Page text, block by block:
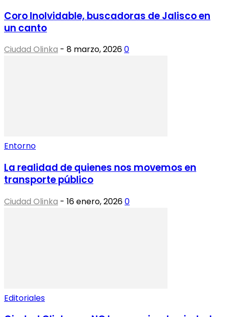
Coro Inolvidable, buscadoras de Jalisco en
un canto
Ciudad Olinka - 8 marzo, 20260
Entorno
La realidad de quienes nos movemos en
transporte público
Ciudad Olinka - 16 enero, 20260
Editoriales